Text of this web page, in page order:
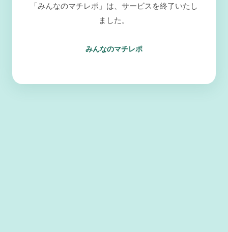
「みんなのマチレポ」は、サービスを終了いたし
ました。
みんなのマチレポ